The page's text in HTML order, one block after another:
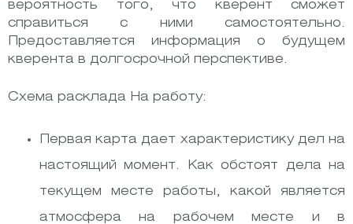
вероятность того, что кверент сможет
справиться с ними самостоятельно.
Предоставляется информация о будущем
кверента в долгосрочной перспективе.
Схема расклада На работу:
Первая карта дает характеристику дел на
настоящий момент. Как обстоят дела на
текущем месте работы, какой является
атмосфера на рабочем месте и в